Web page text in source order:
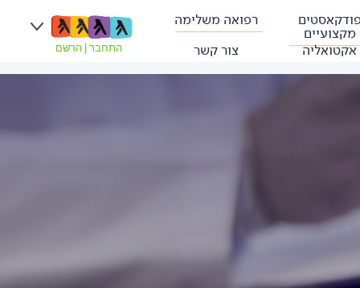
מקצועיים
רפואה משלימה
אקטואליה
צור קשר התחבר הרשם